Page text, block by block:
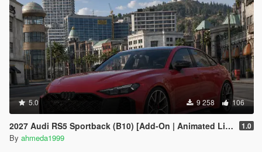
5.0 9 258 106
2027 Audi RS5 Sportback (B10) [Add-On | Animated Lights | Tuning] 1.0
By ahmeda1999